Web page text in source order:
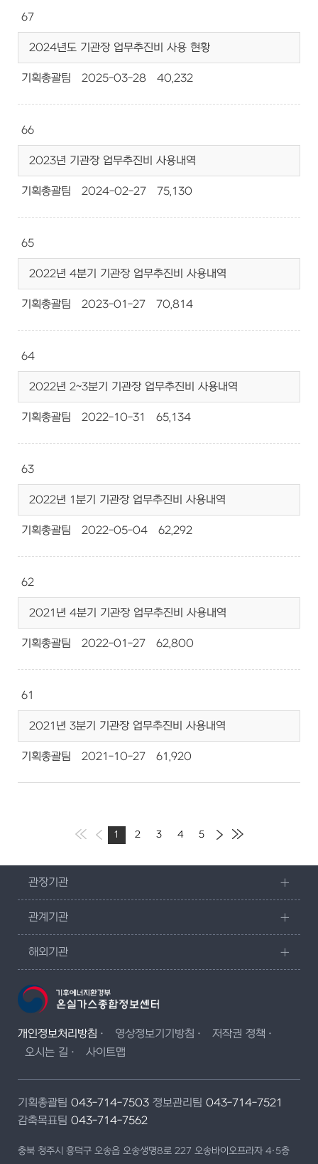
67
2024년도 기관장 업무추진비 사용 현황
기획총괄팀 2025-03-28 40,232
66
2023년 기관장 업무추진비 사용내역
기획총괄팀 2024-02-27 75,130
65
2022년 4분기 기관장 업무추진비 사용내역
기획총괄팀 2023-01-27 70,814
64
2022년 2~3분기 기관장 업무추진비 사용내역
기획총괄팀 2022-10-31 65,134
63
2022년 1분기 기관장 업무추진비 사용내역
기획총괄팀 2022-05-04 62,292
62
2021년 4분기 기관장 업무추진비 사용내역
기획총괄팀 2022-01-27 62,800
61
2021년 3분기 기관장 업무추진비 사용내역
기획총괄팀 2021-10-27 61,920
1 2 3 4 5
관장기관
관계기관
해외기관
개인정보처리방침 영상정보기기방침
저작권 정책
오시는 길
사이트맵
기획총괄팀 043-714-7503 정보관리팀 043-714-7521
감축목표팀 043-714-7562
충북 청주시 흥덕구 오송읍 오송생명8로 227 오송바이오프라자 4·5층